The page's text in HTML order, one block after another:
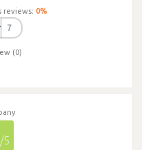
reviews: 0%
7
(0)
/5